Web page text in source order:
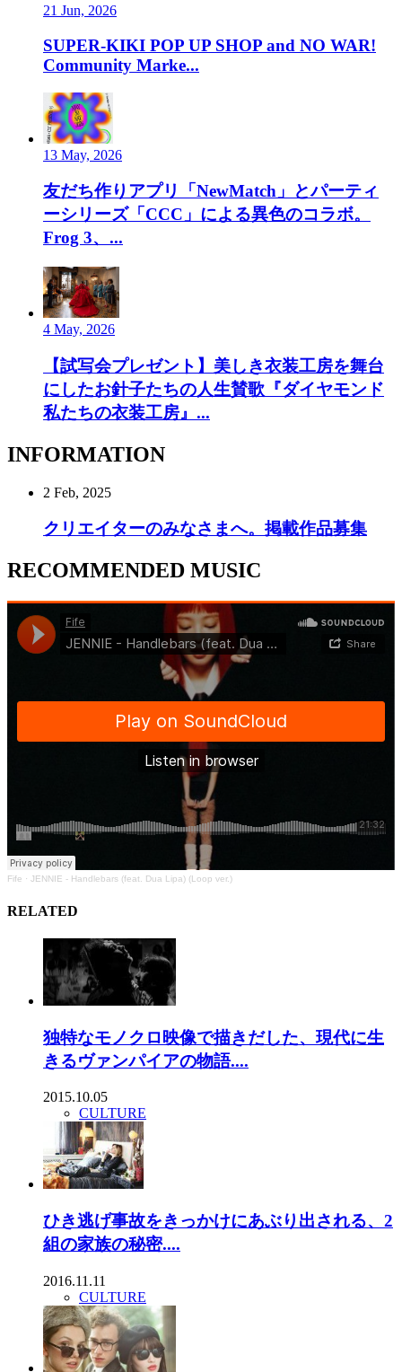
21 Jun, 2026
SUPER-KIKI POP UP SHOP and NO WAR!
Community Marke...
13 May, 2026
友だち作りアプリ「NewMatch」とパーティ
ーシリーズ「CCC」による異色のコラボ。
Frog 3、...
4 May, 2026
【試写会プレゼント】美しき衣装工房を舞台
にしたお針子たちの人生賛歌『ダイヤモンド
私たちの衣装工房』...
INFORMATION
2 Feb, 2025
クリエイターのみなさまへ。掲載作品募集
RECOMMENDED MUSIC
Fife · JENNIE - Handlebars (feat. Dua Lipa) (Loop ver.)
RELATED
独特なモノクロ映像で描きだした、現代に生
きるヴァンパイアの物語....
2015.10.05
CULTURE
ひき逃げ事故をきっかけにあぶり出される、2
組の家族の秘密....
2016.11.11
CULTURE